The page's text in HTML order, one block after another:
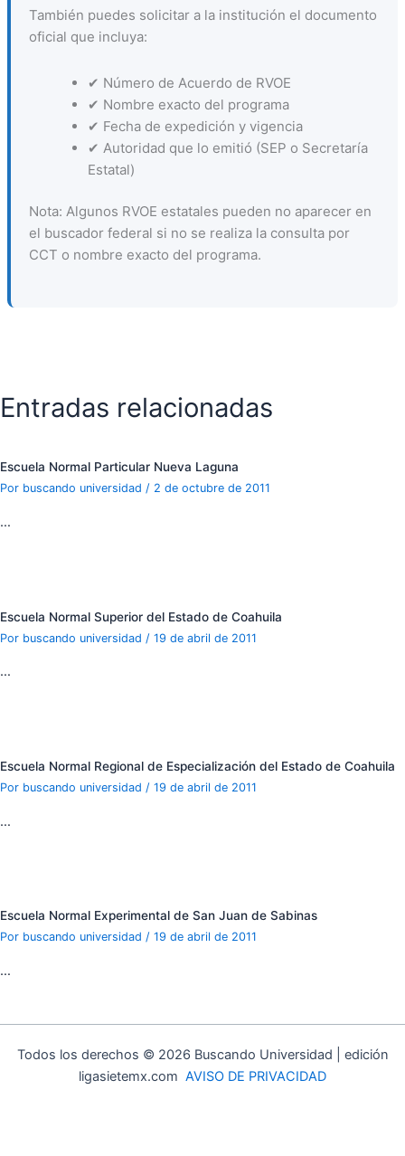
También puedes solicitar a la institución el documento
oficial que incluya:
✔ Número de Acuerdo de RVOE
✔ Nombre exacto del programa
✔ Fecha de expedición y vigencia
✔ Autoridad que lo emitió (SEP o Secretaría
Estatal)
Nota: Algunos RVOE estatales pueden no aparecer en
el buscador federal si no se realiza la consulta por
CCT o nombre exacto del programa.
Entradas relacionadas
Escuela Normal Particular Nueva Laguna
Por buscando universidad / 2 de octubre de 2011
…
Escuela Normal Superior del Estado de Coahuila
Por buscando universidad / 19 de abril de 2011
…
Escuela Normal Regional de Especialización del Estado de Coahuila
Por buscando universidad / 19 de abril de 2011
…
Escuela Normal Experimental de San Juan de Sabinas
Por buscando universidad / 19 de abril de 2011
…
Todos los derechos © 2026 Buscando Universidad | edición
ligasietemx.com AVISO DE PRIVACIDAD